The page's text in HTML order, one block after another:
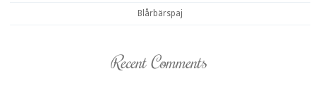
Blårbärspaj
Recent Comments